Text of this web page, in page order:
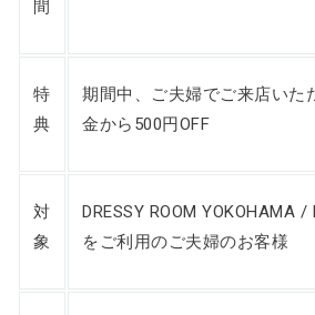
間
特
典
期間中、ご夫婦でご来店いた
金から500円OFF
対
象
DRESSY ROOM YOKOHAMA
をご利用のご夫婦のお客様